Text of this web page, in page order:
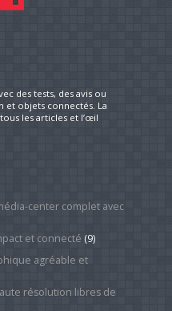
des tests, des avis ou
et objets connectés. La
les articles et l’œil
center complet avec
et connecté (9)
agréable et
résolution libres de